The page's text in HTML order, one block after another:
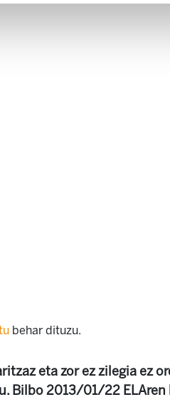
behar dituzu.
eta zor ez zilegia ez
Bilbo 2013/01/22 ELAren